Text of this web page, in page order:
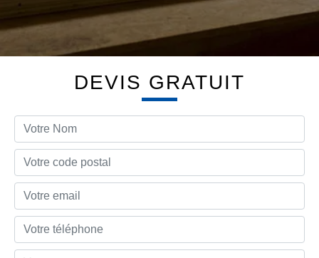
DEVIS GRATUIT